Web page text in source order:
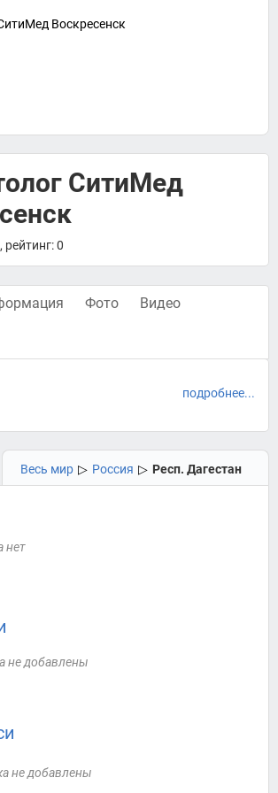
Воскресенск
СитиМед
0
Фото Видео
подробнее...
Весь мир ▷ Россия ▷ Респ. Дагестан
нет
не добавлены
не добавлены